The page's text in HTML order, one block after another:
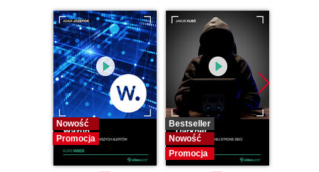
Nowość
Promocja
Bestseller
Nowość
Promocja